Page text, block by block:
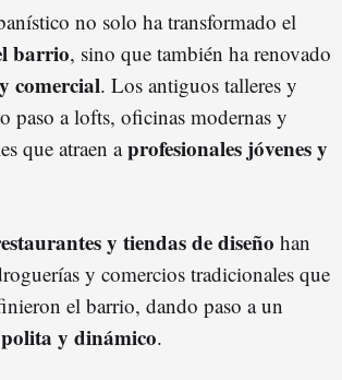
no solo ha transformado el
barrio, sino que también ha renovado
comercial. Los antiguos talleres y
paso a lofts, oficinas modernas y
que atraen aprofesionales jóvenes y
y tiendas de diseño han
y comercios tradicionales que
el barrio, dando paso a un
y dinámico.